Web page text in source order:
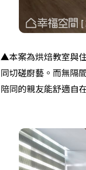
▲本案為烘焙教室與
同切磋廚藝。而無隔
陪同的親友能舒適自